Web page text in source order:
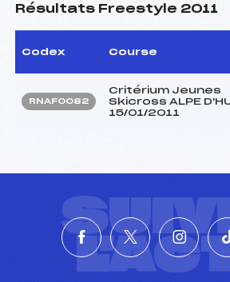
Résultats Freestyle 2011
Codex Course
RNAF0082
Critérium Jeunes
Skicross ALPE
15/01/2011